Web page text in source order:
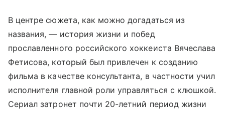
В центре сюжета, как можно догадаться из
названия, — история жизни и побед
прославленного российского хоккеиста Вячеслава
Фетисова, который был привлечен к созданию
фильма в качестве консультанта, в частности учил
исполнителя главной роли управляться с клюшкой.
Сериал затронет почти 20-летний период жизни